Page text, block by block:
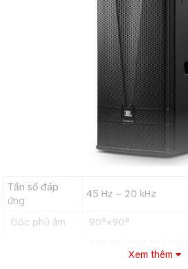
Tần số đáp
ứng
45 Hz – 20 kHz
Góc phủ âm 90°×90°
trình / cực đại)
Xem thêm